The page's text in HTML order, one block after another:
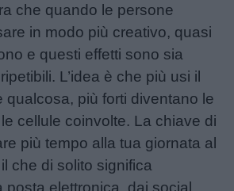
che quando le persone
in modo più creativo, quasi
e questi effetti sono sia
L’idea è che più usi il
qualcosa, più forti diventano le
cellule coinvolte. La chiave di
più tempo alla tua giornata al
che di solito significa
posta elettronica, dai social